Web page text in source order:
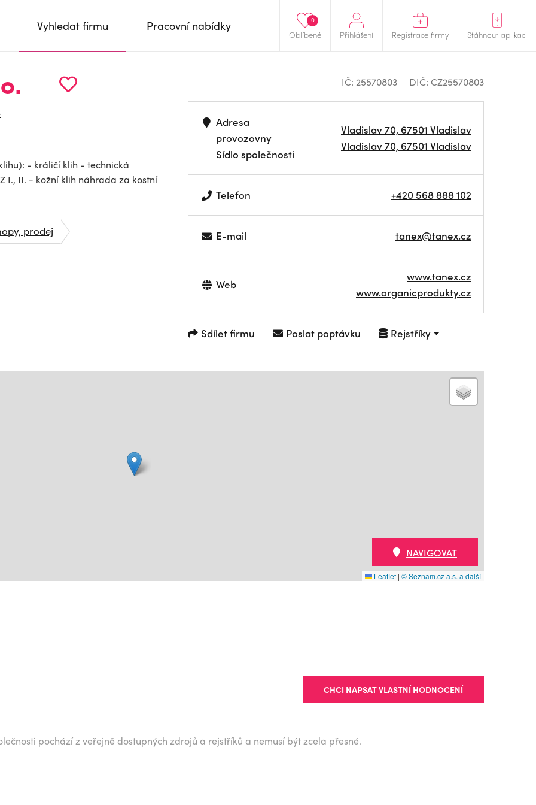
Oblíbené
0
Přihlášení Registrace firmy Stáhnout aplikaci
Vyhledat firmu Pracovní nabídky
- králičí klih - technická
I., II. - kožní klih náhrada za kostní
prodej
IČ: 25570803 DIČ: CZ25570803
Adresa
provozovny
Sídlo společnosti
Vladislav 70, 67501 Vladislav
Vladislav 70, 67501 Vladislav
Telefon +420 568 888 102
E-mail tanex@tanex.cz
Web
www.tanex.cz
www.organicprodukty.cz
Sdílet firmu Poslat poptávku Rejstříky
Leaflet | © Seznam.cz a.s. a další
NAVIGOVAT
CHCI NAPSAT VLASTNÍ HODNOCENÍ
pochází z veřejně dostupných zdrojů a rejstříků a nemusí být zcela přesné.